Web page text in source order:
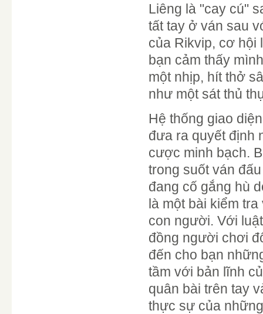
Liêng là "cay cú"
tất tay ở ván sau
của Rikvip, cơ hội
bạn cảm thấy
một nhịp, hít thở
như một sát thủ
Hệ thống giao
đưa ra quyết định
cược minh bạch.
trong suốt ván
đang cố gắng hù
là một bài kiểm
con người. Với
đồng người chơi
đến cho bạn
tầm với bản lĩnh
quân bài trên tay
thực sự của